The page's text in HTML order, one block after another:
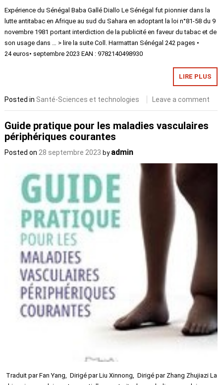
Expérience du Sénégal Baba Gallé Diallo Le Sénégal fut pionnier dans la
lutte antitabac en Afrique au sud du Sahara en adoptant la loi n°81-58 du 9
novembre 1981 portant interdiction de la publicité en faveur du tabac et de
son usage dans … > lire la suite Coll. Harmattan Sénégal 242 pages •
24 euros• septembre 2023 EAN : 9782140498930
LIRE PLUS
Posted in Santé-Sciences et technologies Leave a comment
Guide pratique pour les maladies vasculaires
périphériques courantes
Posted on28 septembre 2023 by admin
Traduit par Fan Yang, Dirigé par Liu Xinnong, Dirigé par Zhang Zhujiazi La